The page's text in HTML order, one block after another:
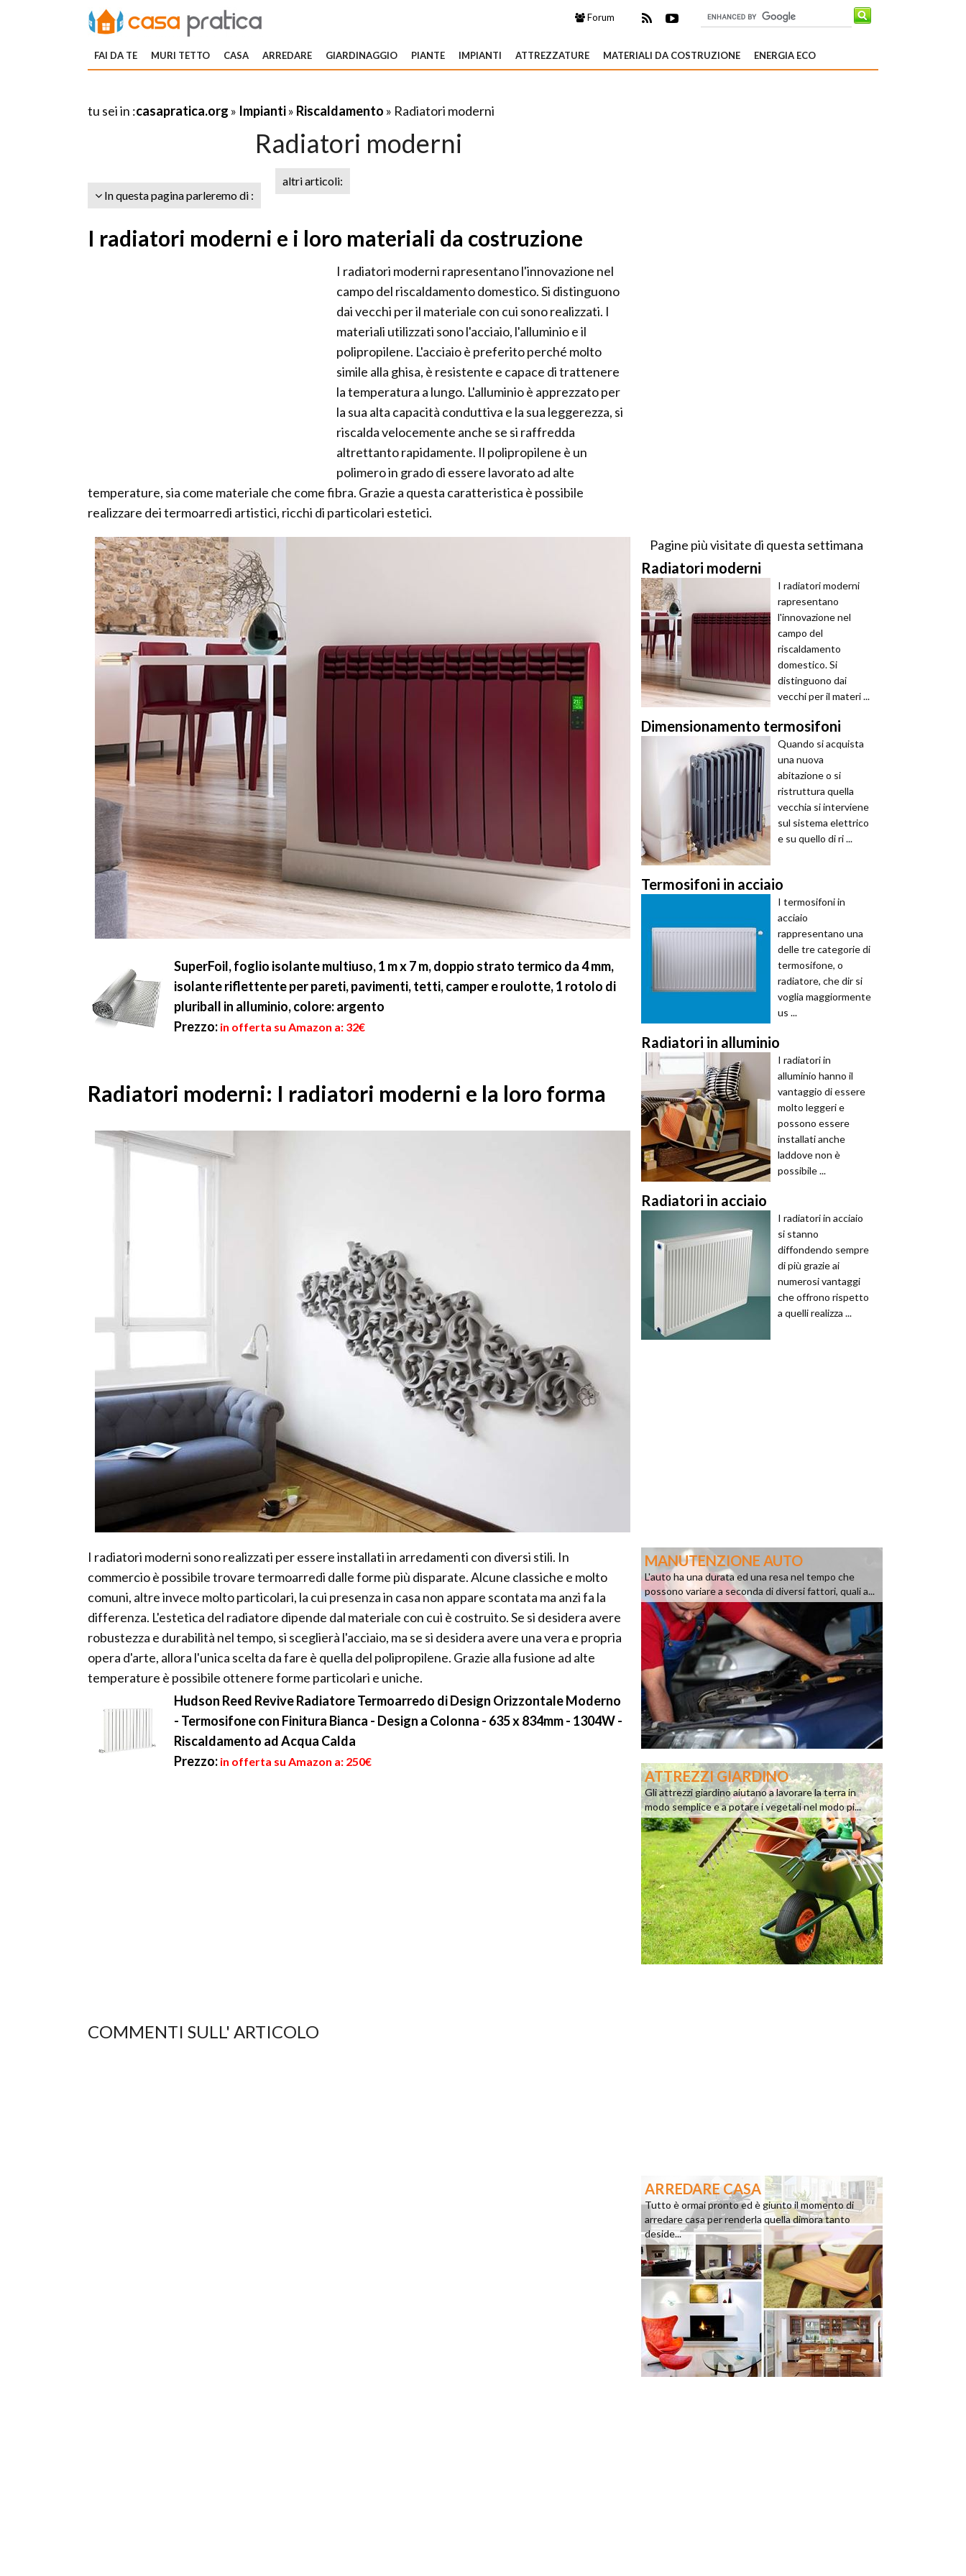
Forum
FAI DA TE MURI TETTO CASA ARREDARE GIARDINAGGIO PIANTE IMPIANTI ATTREZZATURE MATERIALI DA COSTRUZIONE ENERGIA ECO
tu sei in :casapratica.org » Impianti» Riscaldamento » Radiatori moderni
Radiatori moderni
In questa pagina parleremo di :
altri articoli:
I radiatori moderni e i loro materiali da costruzione
I radiatori moderni rapresentano l'innovazione nel
campo del riscaldamento domestico. Si distinguono
dai vecchi per il materiale con cui sono realizzati. I
materiali utilizzati sono l'acciaio, l'alluminio e il
polipropilene. L'acciaio è preferito perché molto
simile alla ghisa, è resistente e capace di trattenere
la temperatura a lungo. L'alluminio è apprezzato per
la sua alta capacità conduttiva e la sua leggerezza, si
riscalda velocemente anche se si raffredda
altrettanto rapidamente. Il polipropilene è un
polimero in grado di essere lavorato ad alte
temperature, sia come materiale che come fibra. Grazie a questa caratteristica è possibile
realizzare dei termoarredi artistici, ricchi di particolari estetici.
SuperFoil, foglio isolante multiuso, 1 m x 7 m, doppio strato termico da 4 mm,
isolante riflettente per pareti, pavimenti, tetti, camper e roulotte, 1 rotolo di
pluriball in alluminio, colore: argento
Prezzo: in offerta su Amazon a: 32€
Radiatori moderni: I radiatori moderni e la loro forma
I radiatori moderni sono realizzati per essere installati in arredamenti con diversi stili. In
commercio è possibile trovare termoarredi dalle forme più disparate. Alcune classiche e molto
comuni, altre invece molto particolari, la cui presenza in casa non appare scontata ma anzi fa la
differenza. L'estetica del radiatore dipende dal materiale con cui è costruito. Se si desidera avere
robustezza e durabilità nel tempo, si sceglierà l'acciaio, ma se si desidera avere una vera e propria
opera d'arte, allora l'unica scelta da fare è quella del polipropilene. Grazie alla fusione ad alte
temperature è possibile ottenere forme particolari e uniche.
Hudson Reed Revive Radiatore Termoarredo di Design Orizzontale Moderno
- Termosifone con Finitura Bianca - Design a Colonna - 635 x 834mm - 1304W -
Riscaldamento ad Acqua Calda
Prezzo: in offerta su Amazon a: 250€
COMMENTI SULL' ARTICOLO
Pagine più visitate di questa settimana
Radiatori moderni
I radiatori moderni
rapresentano
l'innovazione nel
campo del
riscaldamento
domestico. Si
distinguono dai
vecchi per il materi ...
Dimensionamento termosifoni
Quando si acquista
una nuova
abitazione o si
ristruttura quella
vecchia si interviene
sul sistema elettrico
e su quello di ri ...
Termosifoni in acciaio
I termosifoni in
acciaio
rappresentano una
delle tre categorie di
termosifone, o
radiatore, che dir si
voglia maggiormente
us ...
Radiatori in alluminio
I radiatori in
alluminio hanno il
vantaggio di essere
molto leggeri e
possono essere
installati anche
laddove non è
possibile ...
Radiatori in acciaio
I radiatori in acciaio
si stanno
diffondendo sempre
di più grazie ai
numerosi vantaggi
che offrono rispetto
a quelli realizza ...
MANUTENZIONE AUTO
L'auto ha una durata ed una resa nel tempo che
possono variare a seconda di diversi fattori, quali a...
ATTREZZI GIARDINO
Gli attrezzi giardino aiutano a lavorare la terra in
modo semplice e a potare i vegetali nel modo pi...
ARREDARE CASA
Tutto è ormai pronto ed è giunto il momento di
arredare casa per renderla quella dimora tanto
deside...